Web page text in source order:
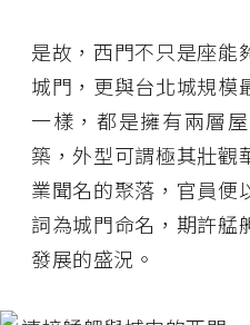
是故，西門不只是座能
城門，更與台北城規模
一樣，都是擁有兩層
築，外型可謂極其壯觀
業聞名的聚落，官員便
詞為城門命名，期許艋
發展的盛況。